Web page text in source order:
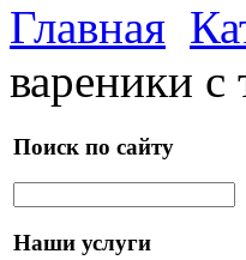
Главная
вареники с
Поиск по сайту
Наши услуги